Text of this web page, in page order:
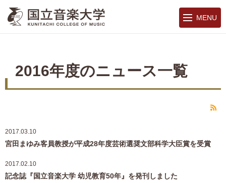
MENU
2016年度のニュース一覧
2017.03.10
宮田まゆみ客員教授が平成28年度芸術選奨文部科学大臣賞を受賞
2017.02.10
記念誌『国立音楽大学 幼児教育50年』を発刊しました